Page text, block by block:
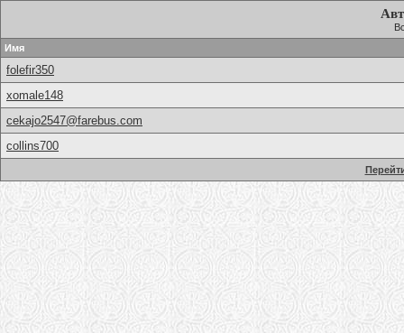
Имя
folefir350
xomale148
cekajo2547@farebus.com
collins700